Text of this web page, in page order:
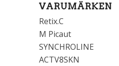
VARUMÄRKEN
Retix.C
M Picaut
SYNCHROLINE
ACTV8SKN